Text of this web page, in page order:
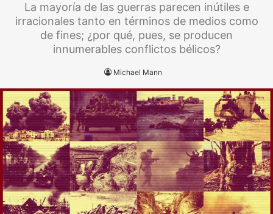
La mayoría de las guerras parecen inútiles e
irracionales tanto en términos de medios como
de fines; ¿por qué, pues, se producen
innumerables conflictos bélicos?
Michael Mann